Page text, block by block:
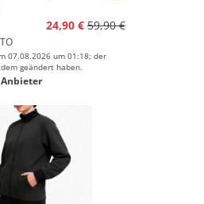
24,90 € 59,90 €
07.08.2026 um 01:18; der
geändert haben.